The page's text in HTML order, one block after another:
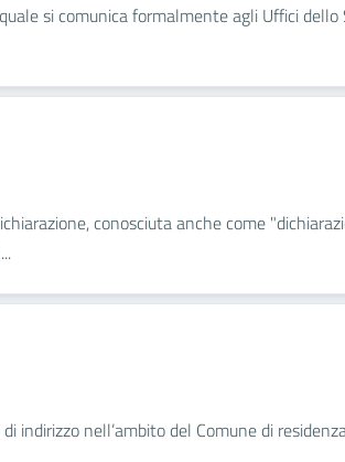
si comunica formalmente agli Uffici dello
conosciuta anche come
indirizzo nell’ambito del Comune di